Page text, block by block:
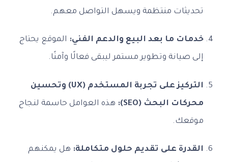
تحديثات منتظمة ويسهل التواصل معهم.
خدمات ما بعد البيع والدعم الفني: الموقع يحتاج
إلى صيانة وتطوير مستمر ليبقى فعالًا وآمنًا.
التركيز على تجربة المستخدم (UX) وتحسين
محركات البحث (SEO): هذه العوامل حاسمة لنجاح
موقعك.
القدرة على تقديم حلول متكاملة: هل يمكنهم